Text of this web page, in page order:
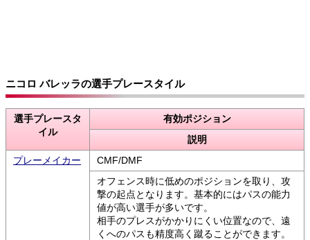
ニコロ バレッラの選手プレースタイル
選手プレースタ
イル
有効ポジション
説明
プレーメイカー
CMF/DMF
オフェンス時に低めのポジションを取り、攻
撃の起点となります。基本的にはパスの能力
値が高い選手が多いです。
相手のプレスがかかりにくい位置なので、遠
くへのパスも精度高く蹴ることができます。